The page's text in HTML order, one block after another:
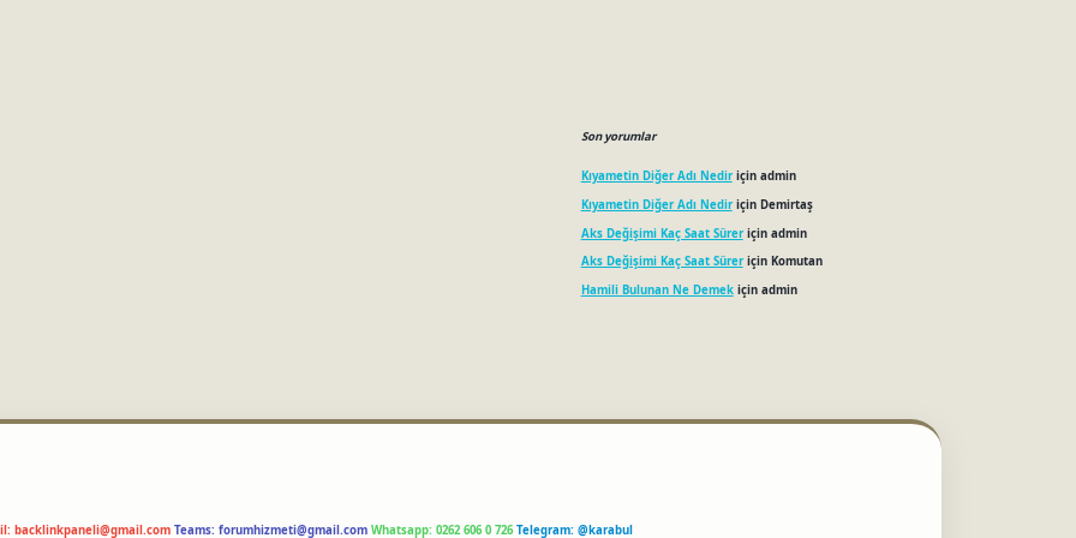
Son yorumlar
Kıyametin Diğer Adı Nediriçin admin
Kıyametin Diğer Adı Nediriçin Demirtaş
Aks Değişimi Kaç Saat Süreriçin admin
Aks Değişimi Kaç Saat Süreriçin Komutan
Hamili Bulunan Ne Demekiçin admin
backlinkpaneli@gmail.com Teams: forumhizmeti@gmail.com Whatsapp: 0262 606 0 726 Telegram: @karabul